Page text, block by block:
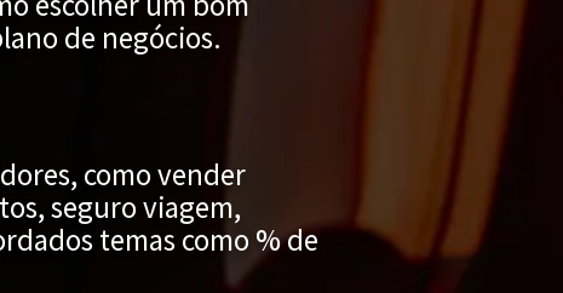
de negócios.
como vender
seguro viagem,
temas como % de